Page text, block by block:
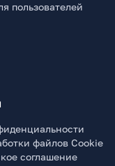
пользователей
файлов Cookie
соглашение